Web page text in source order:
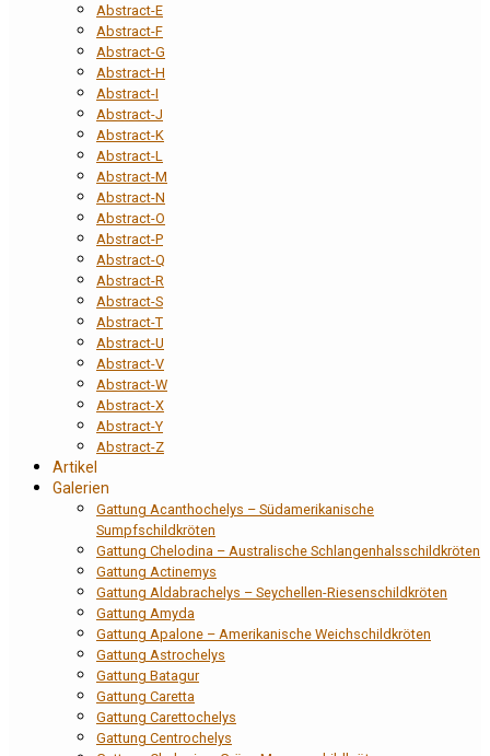
Abstract-E
Abstract-F
Abstract-G
Abstract-H
Abstract-I
Abstract-J
Abstract-K
Abstract-L
Abstract-M
Abstract-N
Abstract-O
Abstract-P
Abstract-Q
Abstract-R
Abstract-S
Abstract-T
Abstract-U
Abstract-V
Abstract-W
Abstract-X
Abstract-Y
Abstract-Z
Artikel
Galerien
Gattung Acanthochelys – Südamerikanische
Sumpfschildkröten
Gattung Chelodina – Australische Schlangenhalsschildkröten
Gattung Actinemys
Gattung Aldabrachelys – Seychellen-Riesenschildkröten
Gattung Amyda
Gattung Apalone – Amerikanische Weichschildkröten
Gattung Astrochelys
Gattung Batagur
Gattung Caretta
Gattung Carettochelys
Gattung Centrochelys